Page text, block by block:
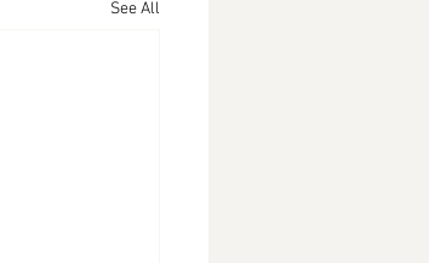
See All